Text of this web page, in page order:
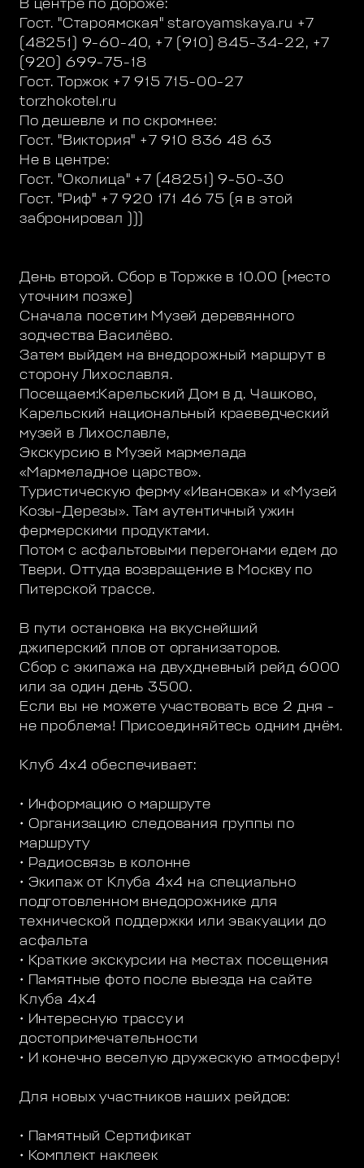
В центре по дороже:
Гост. "Староямская" staroyamskaya.ru +7
(48251) 9-60-40, +7 (910) 845-34-22, +7
(920) 699-75-18
Гост. Торжок +7 915 715-00-27
torzhokotel.ru
По дешевле и по скромнее:
Гост. "Виктория" +7 910 836 48 63
Не в центре:
Гост. "Околица" +7 (48251) 9-50-30
Гост. "Риф" +7 920 171 46 75 (я в этой
забронировал )))
День второй. Сбор в Торжке в 10.00 (место
уточним позже)
Сначала посетим Музей деревянного
зодчества Василёво.
Затем выйдем на внедорожный маршрут в
сторону Лихославля.
Посещаем:Карельский Дом в д. Чашково,
Карельский национальный краеведческий
музей в Лихославле,
Экскурсию в Музей мармелада
«Мармеладное царство».
Туристическую ферму «Ивановка» и «Музей
Козы-Дерезы». Там аутентичный ужин
фермерскими продуктами.
Потом с асфальтовыми перегонами едем до
Твери. Оттуда возвращение в Москву по
Питерской трассе.
В пути остановка на вкуснейший
джиперский плов от организаторов.
Сбор с экипажа на двухдневный рейд 6000
или за один день 3500.
Если вы не можете участвовать все 2 дня -
не проблема! Присоединяйтесь одним днём.
Клуб 4х4 обеспечивает:
• Информацию о маршруте
• Организацию следования группы по
маршруту
• Радиосвязь в колонне
• Экипаж от Клуба 4х4 на специально
подготовленном внедорожнике для
технической поддержки или эвакуации до
асфальта
• Краткие экскурсии на местах посещения
• Памятные фото после выезда на сайте
Клуба 4х4
• Интересную трассу и
достопримечательности
• И конечно веселую дружескую атмосферу!
Для новых участников наших рейдов:
• Памятный Сертификат
• Комплект наклеек